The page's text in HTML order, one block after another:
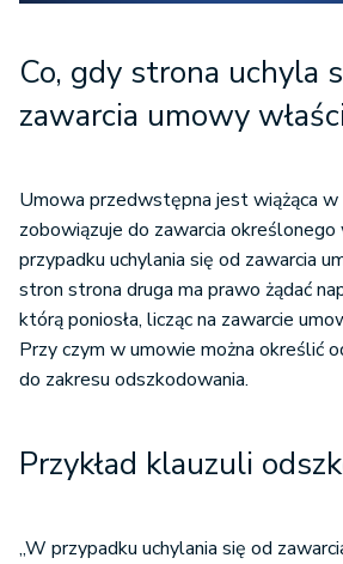
Co, gdy strona uchyla
zawarcia umowy
Umowa przedwstępna jest wiążąca w
zobowiązuje do zawarcia
przypadku uchylania się od zawarcia
stron strona druga ma prawo żądać
którą poniosła, licząc na zawarcie
Przy czym w umowie można określić
do zakresu odszkodowania.
Przykład klauzuli
„W przypadku uchylania się od